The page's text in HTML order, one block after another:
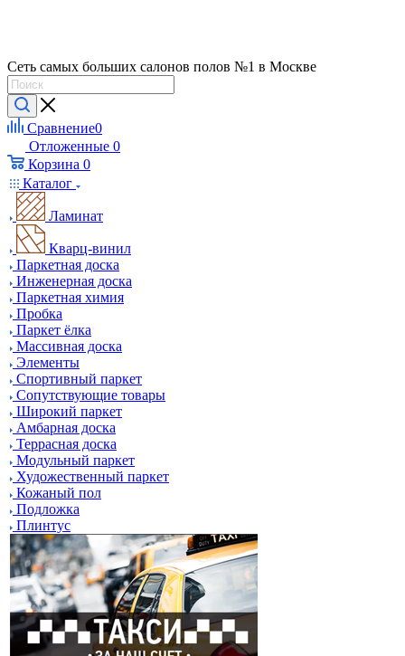
Сеть самых больших салонов полов №1 в Москве
Сравнение0
Отложенные 0
Корзина 0
Каталог
Ламинат
Кварц-винил
Паркетная доска
Инженерная доска
Паркетная химия
Пробка
Паркет ёлка
Массивная доска
Элементы
Спортивный паркет
Сопутствующие товары
Широкий паркет
Амбарная доска
Террасная доска
Модульный паркет
Художественный паркет
Кожаный пол
Подложка
Плинтус